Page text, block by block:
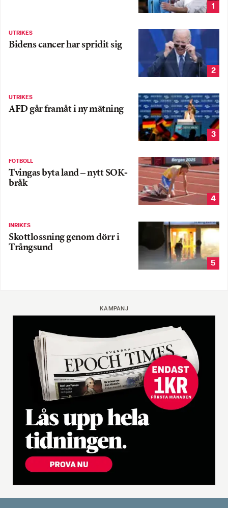
1
UTRIKES
Bidens cancer har spridit sig
2
UTRIKES
AFD går framåt i ny mätning
3
FOTBOLL
Tvingas byta land – nytt SOK-
bråk
4
INRIKES
Skottlossning genom dörr i
Trångsund
5
KAMPANJ